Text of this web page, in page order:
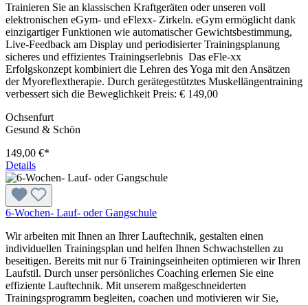
Trainieren Sie an klassischen Kraftgeräten oder unseren voll
elektronischen eGym- und eFlexx- Zirkeln. eGym ermöglicht dank
einzigartiger Funktionen wie automatischer Gewichtsbestimmung,
Live-Feedback am Display und periodisierter Trainingsplanung
sicheres und effizientes Trainingserlebnis Das eFle-xx
Erfolgskonzept kombiniert die Lehren des Yoga mit den Ansätzen
der Myoreflextherapie. Durch gerätegestütztes Muskellängentraining
verbessert sich die Beweglichkeit Preis: € 149,00
Ochsenfurt
Gesund & Schön
149,00 €*
Details
6-Wochen- Lauf- oder Gangschule
Wir arbeiten mit Ihnen an Ihrer Lauftechnik, gestalten einen
individuellen Trainingsplan und helfen Ihnen Schwachstellen zu
beseitigen. Bereits mit nur 6 Trainingseinheiten optimieren wir Ihren
Laufstil. Durch unser persönliches Coaching erlernen Sie eine
effiziente Lauftechnik. Mit unserem maßgeschneiderten
Trainingsprogramm begleiten, coachen und motivieren wir Sie,